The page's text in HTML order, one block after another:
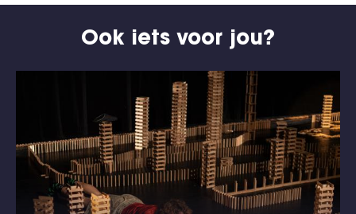
Ook iets voor jou?